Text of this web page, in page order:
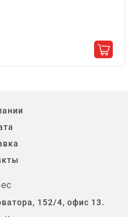
152/4, офис 13.